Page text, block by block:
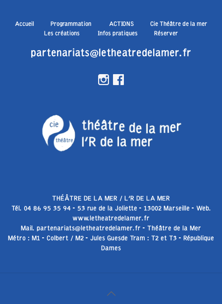
Accueil Programmation ACTIONS
Cie Théâtre de la mer
Les créations
Infos pratiques Réserver
partenariats@letheatredelamer.fr
THÉÂTRE DE LA MER / L’R DE LA MER
Tél. 04 86 95 35 94 - 53 rue de la Joliette - 13002 Marseille - Web.
www.letheatredelamer.fr
Mail. partenariats@letheatredelamer.fr - Théâtre de la Mer
Métro : M1 - Colbert / M2 - Jules Guesde Tram : T2 et T3 - République
Dames